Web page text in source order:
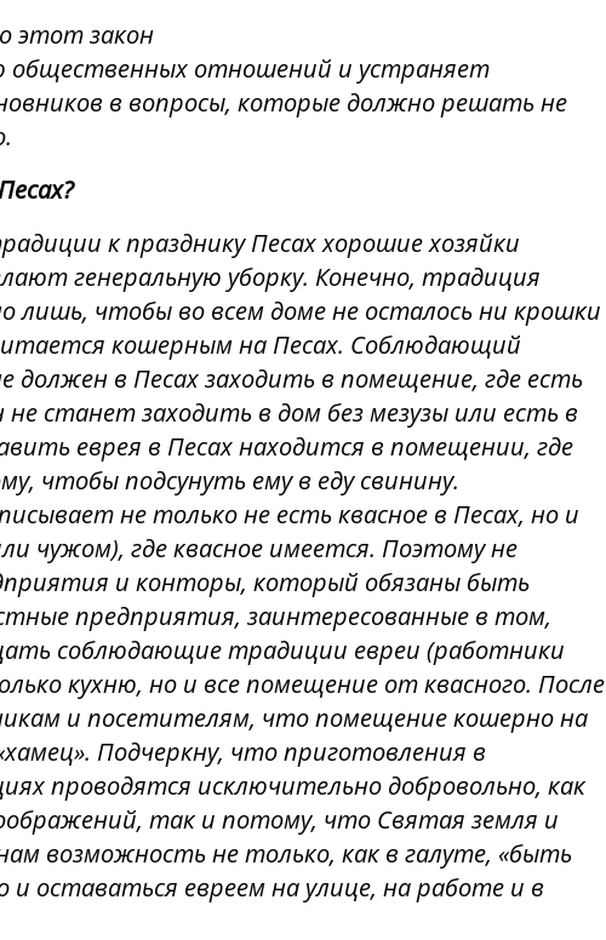
этот закон
общественных отношений и устраняет
в вопросы, которые должно решать не
к празднику Песах хорошие хозяйки
генеральную уборку. Конечно, традиция
лишь, чтобы во всем доме не осталось ни крошки
кошерным на Песах. Соблюдающий
должен в Песах заходить в помещение, где есть
станет заходить в дом без мезузы или есть в
еврея в Песах находится в помещении, где
чтобы подсунуть ему в еду свинину.
не только не есть квасное в Песах, но и
чужом), где квасное имеется. Поэтому не
и конторы, который обязаны быть
предприятия, заинтересованные в том,
соблюдающие традиции евреи (работники
кухню, но и все помещение от квасного. После
и посетителям, что помещение кошерно на
Подчеркну, что приготовления в
проводятся исключительно добровольно, как
так и потому, что Святая земля и
возможность не только, как в галуте, «быть
и оставаться евреем на улице, на работе и в